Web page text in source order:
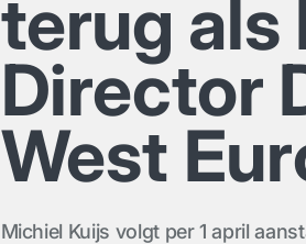
terug als
Director
West
Michiel Kuijs volgt per 1 april